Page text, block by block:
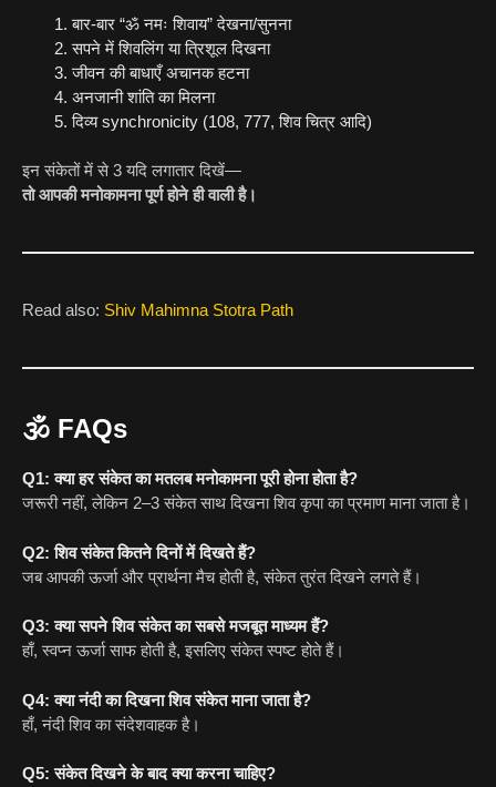
बार-बार “ॐ नमः शिवाय” देखना/सुनना
सपने में शिवलिंग या त्रिशूल दिखना
जीवन की बाधाएँ अचानक हटना
अनजानी शांति का मिलना
दिव्य synchronicity (108, 777, शिव चित्र आदि)
इन संकेतों में से 3 यदि लगातार दिखें—
तो आपकी मनोकामना पूर्ण होने ही वाली है।
Read also: Shiv Mahimna Stotra Path
🕉️ FAQs
Q1: क्या हर संकेत का मतलब मनोकामना पूरी होना होता है?
जरूरी नहीं, लेकिन 2–3 संकेत साथ दिखना शिव कृपा का प्रमाण माना जाता है।
Q2: शिव संकेत कितने दिनों में दिखते हैं?
जब आपकी ऊर्जा और प्रार्थना मैच होती है, संकेत तुरंत दिखने लगते हैं।
Q3: क्या सपने शिव संकेत का सबसे मजबूत माध्यम हैं?
हाँ, स्वप्न ऊर्जा साफ होती है, इसलिए संकेत स्पष्ट होते हैं।
Q4: क्या नंदी का दिखना शिव संकेत माना जाता है?
हाँ, नंदी शिव का संदेशवाहक है।
Q5: संकेत दिखने के बाद क्या करना चाहिए?